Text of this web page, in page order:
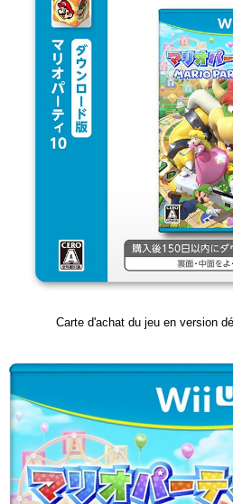
Carte d'achat du jeu en version